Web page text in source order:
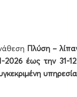
Πλύση –
έως την 31-